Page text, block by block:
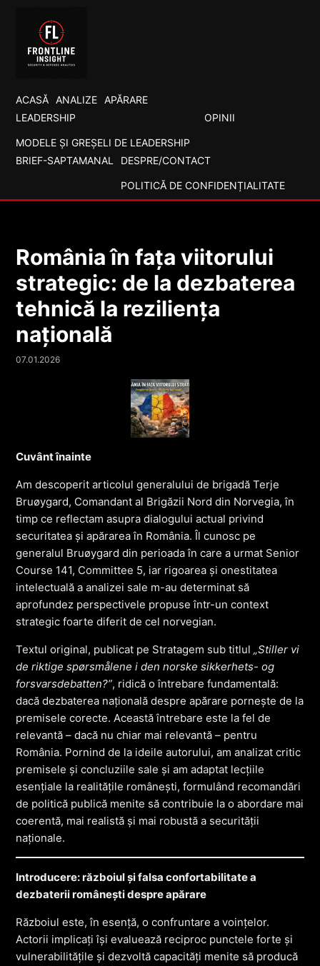
ACASĂ ANALIZE
APĂRARE
LEADERSHIP
MODELE ȘI GREȘELI DE LEADERSHIP
OPINII
BRIEF-SAPTAMANAL DESPRE/CONTACT
POLITICĂ DE CONFIDENȚIALITATE
România în fața viitorului
strategic: de la dezbaterea
tehnică la reziliența
națională
07.01.2026
Cuvânt înainte
Am descoperit articolul generalului de brigadă Terje
Bruøygard, Comandant al Brigăzii Nord din Norvegia, în
timp ce reflectam asupra dialogului actual privind
securitatea și apărarea în România. Îl cunosc pe
generalul Bruøygard din perioada în care a urmat Senior
Course 141, Committee 5, iar rigoarea și onestitatea
intelectuală a analizei sale m-au determinat să
aprofundez perspectivele propuse într-un context
strategic foarte diferit de cel norvegian.
Textul original, publicat pe Stratagem sub titlul„Stiller vi
de riktige spørsmålene i den norske sikkerhets- og
forsvarsdebatten?”, ridică o întrebare fundamentală:
dacă dezbaterea națională despre apărare pornește de la
premisele corecte. Această întrebare este la fel de
relevantă – dacă nu chiar mai relevantă – pentru
România. Pornind de la ideile autorului, am analizat critic
premisele și concluziile sale și am adaptat lecțiile
esențiale la realitățile românești, formulând recomandări
de politică publică menite să contribuie la o abordare mai
coerentă, mai realistă și mai robustă a securității
naționale.
Introducere: războiul și falsa confortabilitate a
dezbaterii românești despre apărare
Războiul este, în esență, o confruntare a voințelor.
Actorii implicați își evaluează reciproc punctele forte și
vulnerabilitățile și dezvoltă capacități menite să producă